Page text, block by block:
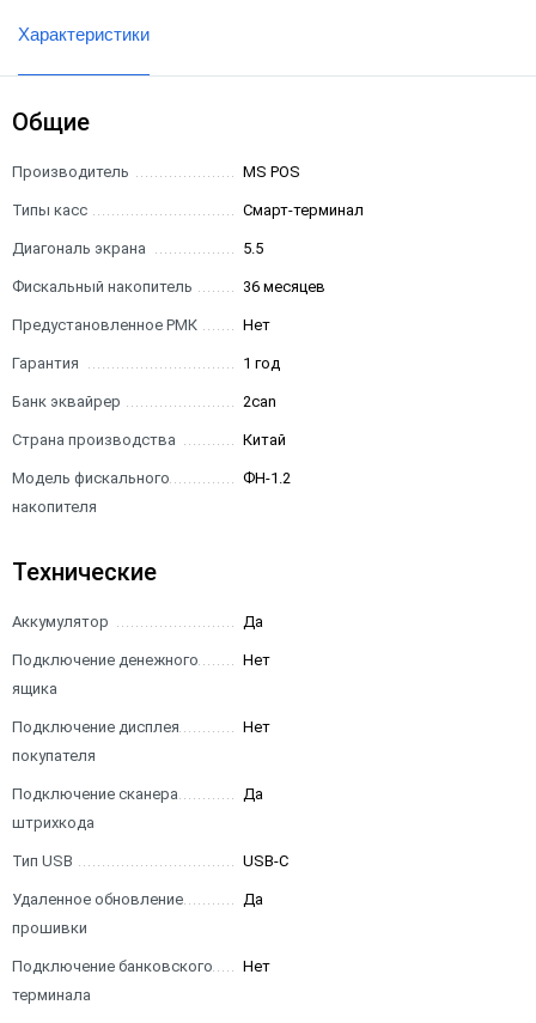
Характеристики
Общие
Производитель MS POS
Типы касс Смарт-терминал
Диагональ экрана 5.5
Фискальный накопитель 36 месяцев
Предустановленное РМК Нет
Гарантия 1 год
Банк эквайрер 2can
Страна производства Китай
Модель фискального
накопителя
ФН-1.2
Технические
Аккумулятор Да
Подключение денежного
ящика
Нет
Подключение дисплея
покупателя
Нет
Подключение сканера
штрихкода
Да
Тип USB USB-C
Удаленное обновление
прошивки
Да
Подключение банковского
терминала
Нет